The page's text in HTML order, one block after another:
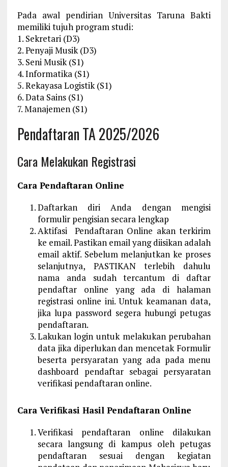
Pada awal pendirian Universitas Taruna Bakti
memiliki tujuh program studi:
1. Sekretari (D3)
2. Penyaji Musik (D3)
3. Seni Musik (S1)
4. Informatika (S1)
5. Rekayasa Logistik (S1)
6. Data Sains (S1)
7. Manajemen (S1)
Pendaftaran TA 2025/2026
Cara Melakukan Registrasi
Cara Pendaftaran Online
Daftarkan diri Anda dengan mengisi
formulir pengisian secara lengkap
Aktifasi Pendaftaran Online akan terkirim
ke email. Pastikan email yang diisikan adalah
email aktif. Sebelum melanjutkan ke proses
selanjutnya, PASTIKAN terlebih dahulu
nama anda sudah tercantum di daftar
pendaftar online yang ada di halaman
registrasi online ini. Untuk keamanan data,
jika lupa password segera hubungi petugas
pendaftaran.
Lakukan login untuk melakukan perubahan
data jika diperlukan dan mencetak Formulir
beserta persyaratan yang ada pada menu
dashboard pendaftar sebagai persyaratan
verifikasi pendaftaran online.
Cara Verifikasi Hasil Pendaftaran Online
Verifikasi pendaftaran online dilakukan
secara langsung di kampus oleh petugas
pendaftaran sesuai dengan kegiatan